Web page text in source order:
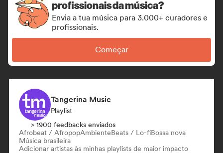
profissionais da música?
Envia a tua música para 3.000+ curadores e
profissionais.
Começar
Tangerina Music
Playlist
> 1900 feedbacks enviados
Afrobeat / AfropopAmbienteBeats / Lo-fiBossa nova
Música brasileira
Adicionar artistas às minhas playlists de maior impacto